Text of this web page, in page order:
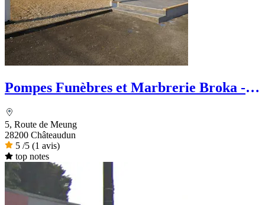
Pompes Funèbres et Marbrerie Broka -
5, Route de Meung
28200 Châteaudun
5 /5 (1 avis)
top notes